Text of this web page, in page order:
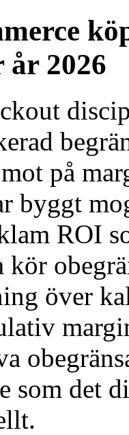
år 2026
på
byggt
ROI
kör
över
som det